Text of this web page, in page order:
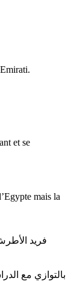
et se
mais la
بالتوازي مع